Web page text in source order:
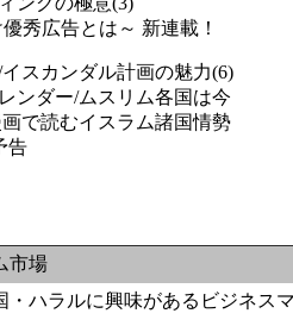
秀広告とは～ 新連載！
スカンダル計画の魅力(6)
ンダー/ムスリム各国は今
で読むイスラム諸国情勢
告
市場
・ハラルに興味があるビジネス